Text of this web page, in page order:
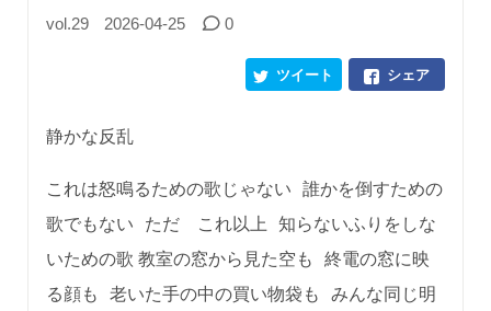
vol.29 2026-04-25 0
シェア
ツイート
静かな反乱
これは怒鳴るための歌じゃない 誰かを倒すための
歌でもない ただ これ以上 知らないふりをしな
いための歌 教室の窓から見た空も 終電の窓に映
る顔も 老いた手の中の買い物袋も みんな同じ明